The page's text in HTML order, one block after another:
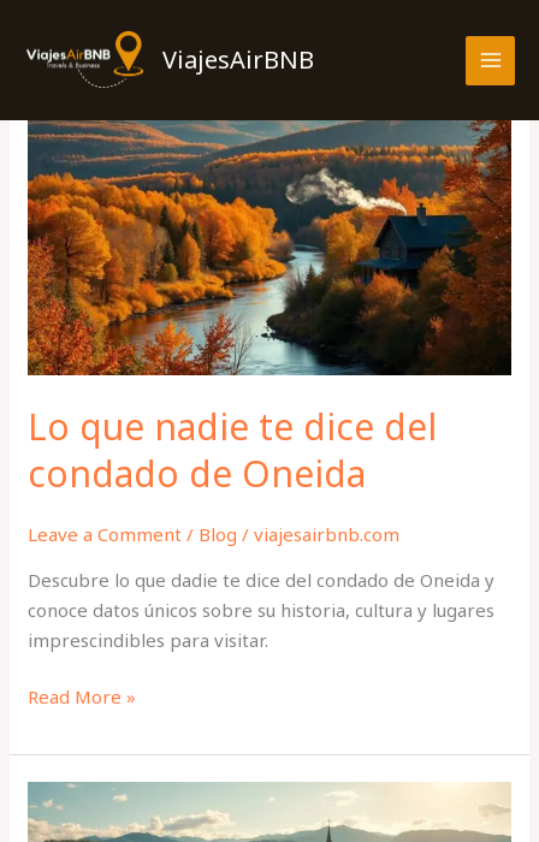
content
ViajesAirBNB
Lo que nadie te dice del
condado de Oneida
Leave a Comment / Blog /viajesairbnb.com
Descubre lo que dadie te dice del condado de Oneida y
conoce datos únicos sobre su historia, cultura y lugares
imprescindibles para visitar.
que
nadie
te
dice
del
condado
de
Oneida
Read More »
Datos
curiosos